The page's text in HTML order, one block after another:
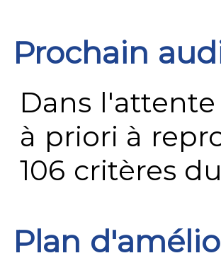
Prochain
Dans
à priori à
106 critères
Plan